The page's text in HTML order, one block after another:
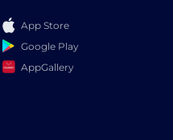
App Store
Google Play
AppGallery